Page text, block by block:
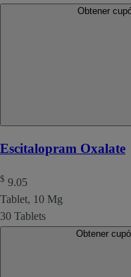
Escitalopram Oxalate
$ 9.05
Tablet, 10 Mg
30 Tablets